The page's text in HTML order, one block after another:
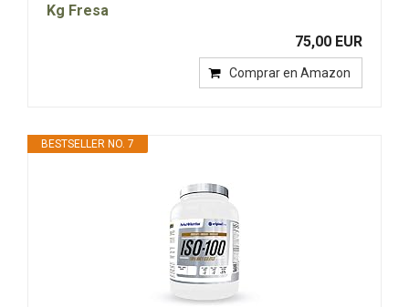
Kg Fresa
75,00 EUR
Comprar en Amazon
BESTSELLER NO. 7